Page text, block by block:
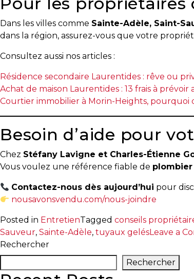
votre
chemin
vers
tranquillité
Le
défi
à
juste
Les
documents
avoir
en
main
vendre
Dans les villes comme Sainte-Adèle, Saint-
dans la région, assurez-vous que votre
Consultez aussi nos articles :
Résidence secondaire Laurentides : rêve ou
Achat de maison Laurentides : 13 frais à
Courtier immobilier à Morin-Heights, pourquoi
Besoin d’aide pour
Chez Stéfany Lavigne et Charles-Étienne
Vous voulez une référence fiable de plombier
Contactez-nous dès aujourd’hui pour
nousavonsvendu.com/nous-joindre
Posted in EntretienTagged conseils
Sauveur, Sainte-Adèle, tuyaux gelésLeave a
Rechercher
Rechercher